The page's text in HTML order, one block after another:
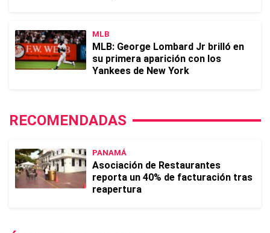
MLB
MLB: George Lombard Jr brilló en
su primera aparición con los
Yankees de New York
RECOMENDADAS
PANAMÁ
Asociación de Restaurantes
reporta un 40% de facturación tras
reapertura